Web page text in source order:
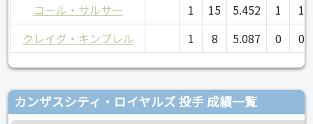
コール・サルサー
1 15 5.452 1
1
クレイグ・キンブレル
1 8 5.087 0 0
カンザスシティ・ロイヤルズ 投手 成績一覧